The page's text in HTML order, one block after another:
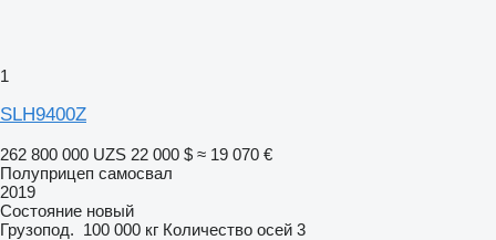
1
SLH9400Z
262 800 000 UZS 22 000 $ ≈ 19 070 €
Полуприцеп самосвал
2019
Состояние новый
Грузопод. 100 000 кг Количество осей 3